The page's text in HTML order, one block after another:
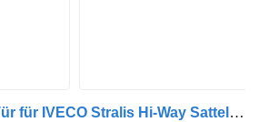
IVECO 504232504 Tür für IVECO Stralis Hi-Way Sattelzugmaschine